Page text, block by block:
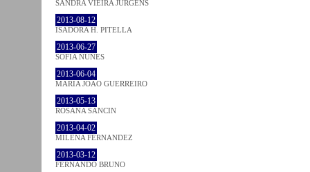
SANDRA VIEIRA JÜRGENS
2013-08-12
ISADORA H. PITELLA
2013-06-27
SOFIA NUNES
2013-06-04
MARIA JOÃO GUERREIRO
2013-05-13
ROSANA SANCIN
2013-04-02
MILENA FÉRNANDEZ
2013-03-12
FERNANDO BRUNO